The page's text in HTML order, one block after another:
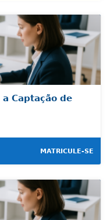
Captação de
MATRICULE-SE